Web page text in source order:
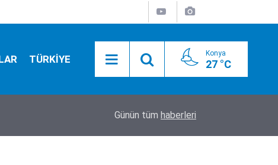
TÜRKİYE Konya
27 °C
Tarım ekipleri Beyşehir'de sahaya indi:
Günün tüm haberleri